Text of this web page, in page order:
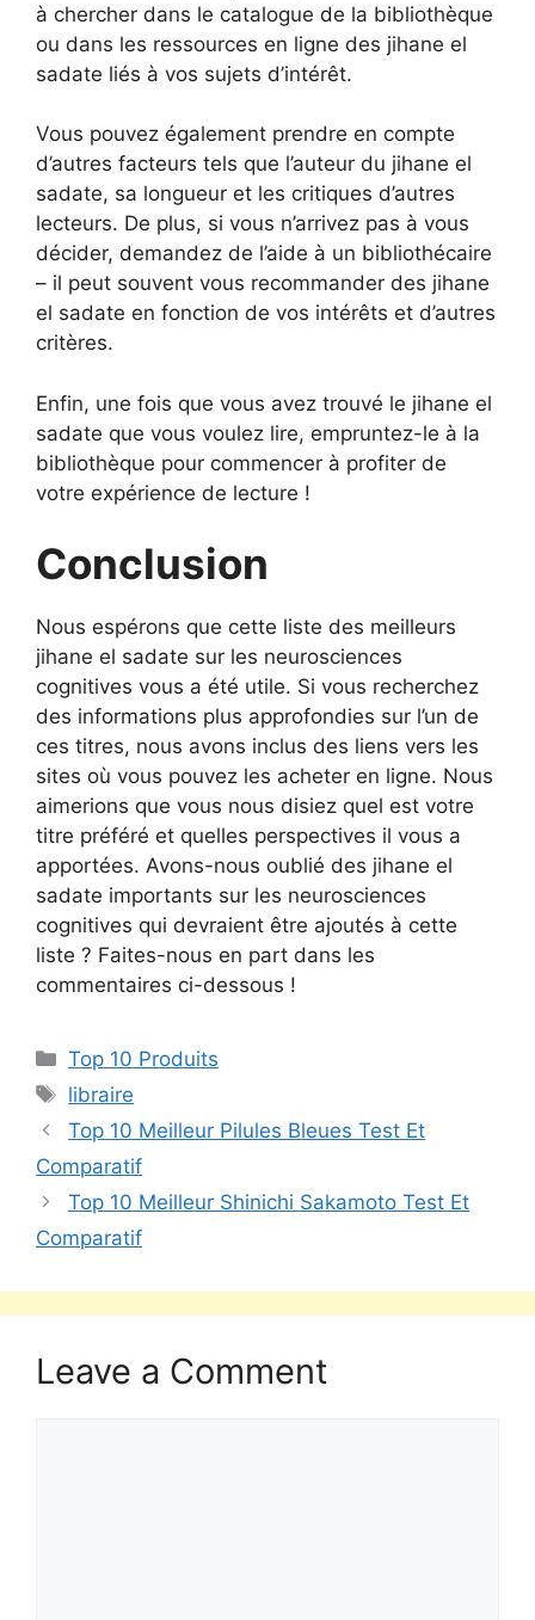
à chercher dans le catalogue de la bibliothèque
ou dans les ressources en ligne des jihane el
sadate liés à vos sujets d’intérêt.
Vous pouvez également prendre en compte
d’autres facteurs tels que l’auteur du jihane el
sadate, sa longueur et les critiques d’autres
lecteurs. De plus, si vous n’arrivez pas à vous
décider, demandez de l’aide à un bibliothécaire
– il peut souvent vous recommander des jihane
el sadate en fonction de vos intérêts et d’autres
critères.
Enfin, une fois que vous avez trouvé le jihane el
sadate que vous voulez lire, empruntez-le à la
bibliothèque pour commencer à profiter de
votre expérience de lecture !
Conclusion
Nous espérons que cette liste des meilleurs
jihane el sadate sur les neurosciences
cognitives vous a été utile. Si vous recherchez
des informations plus approfondies sur l’un de
ces titres, nous avons inclus des liens vers les
sites où vous pouvez les acheter en ligne. Nous
aimerions que vous nous disiez quel est votre
titre préféré et quelles perspectives il vous a
apportées. Avons-nous oublié des jihane el
sadate importants sur les neurosciences
cognitives qui devraient être ajoutés à cette
liste ? Faites-nous en part dans les
commentaires ci-dessous !
Top 10 Produits
libraire
Top 10 Meilleur Pilules Bleues Test Et
Comparatif
Top 10 Meilleur Shinichi Sakamoto Test Et
Comparatif
Leave a Comment